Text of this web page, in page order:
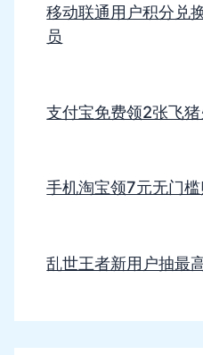
移动联通用户积分兑
员
支付宝免费领2张飞
手机淘宝领7元无门
乱世王者新用户抽最